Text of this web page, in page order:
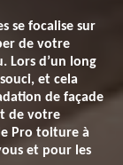
se focalise sur
de votre
Lors d’un long
et cela
de façade
de votre
Pro toiture à
et pour les